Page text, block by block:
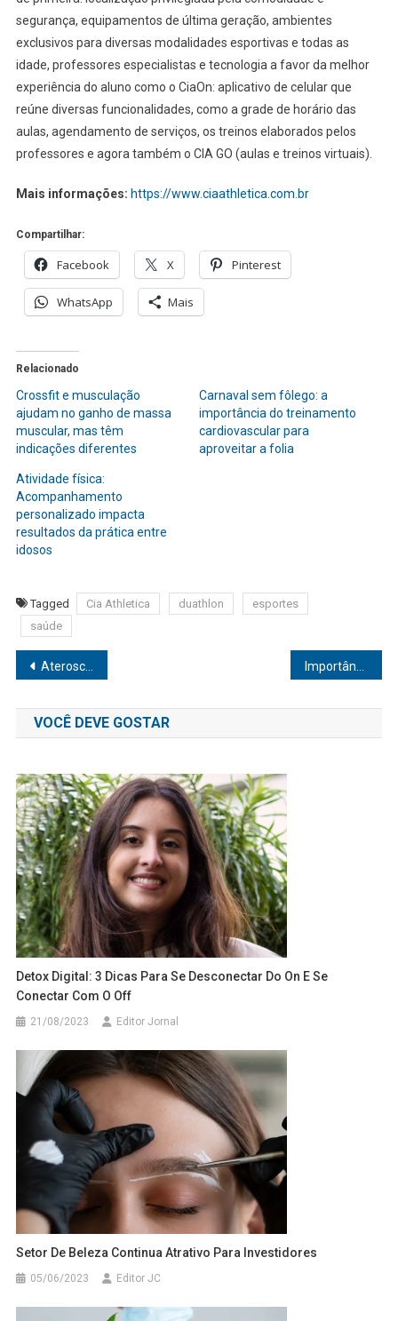
segurança, equipamentos de última geração, ambientes
exclusivos para diversas modalidades esportivas e todas as
idade, professores especialistas e tecnologia a favor da melhor
experiência do aluno como o CiaOn: aplicativo de celular que
reúne diversas funcionalidades, como a grade de horário das
aulas, agendamento de serviços, os treinos elaborados pelos
professores e agora também o CIA GO (aulas e treinos virtuais).
Mais informações: https://www.ciaathletica.com.br
Compartilhar:
Facebook X Pinterest
WhatsApp Mais
Relacionado
Crossfit e musculação
ajudam no ganho de massa
muscular, mas têm
indicações diferentes
Carnaval sem fôlego: a
importância do treinamento
cardiovascular para
aproveitar a folia
Atividade física:
Acompanhamento
personalizado impacta
resultados da prática entre
idosos
Tagged Cia Athletica duathlon
esportes
saúde
Navegação
de
Post
Aterosclerose, a doença silenciosa que mais mata no Brasil Importância da atividade física e do controle do peso para a saúde vascular
VOCÊ DEVE GOSTAR
Detox Digital: 3 Dicas Para Se Desconectar Do On E Se
Conectar Com O Off
21/08/2023 Editor Jornal
Setor De Beleza Continua Atrativo Para Investidores
05/06/2023 Editor JC